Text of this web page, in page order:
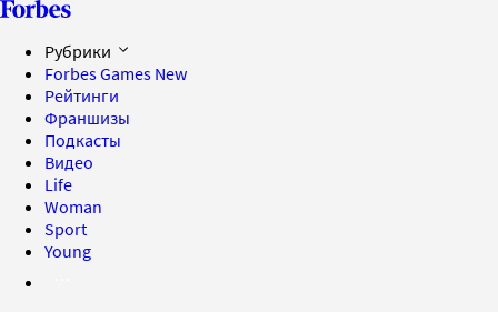
Рубрики
Forbes Games New
Рейтинги
Франшизы
Подкасты
Видео
Life
Woman
Sport
Young